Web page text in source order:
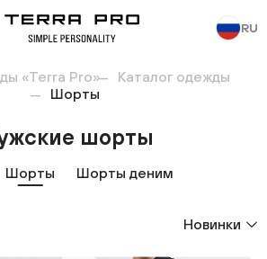
RU
«Terra Pro»
Каталог одежды
Шорты
шорты
Шорты Шорты деним
Новинки